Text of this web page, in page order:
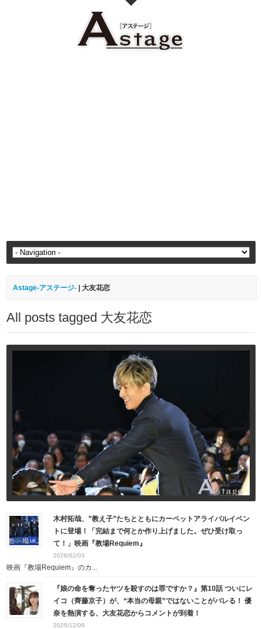
Astage-アステージ- |大友花恋
All posts tagged 大友花恋
木村拓哉、”教え子”たちとともにカーペットアライバルイベン
トに登場！「完結まで何とか作り上げました。ぜひ受け取っ
て！」映画『教場Requiem』
2026/02/03
映画『教場Requiem』のカ...
『娘の命を奪ったヤツを殺すのは罪ですか？』第10話 ついにレ
イコ（齊藤京子）が、“本当の母親”ではないことがバレる！ 優
奈を熱演する、大友花恋からコメントが到着！
2025/12/09